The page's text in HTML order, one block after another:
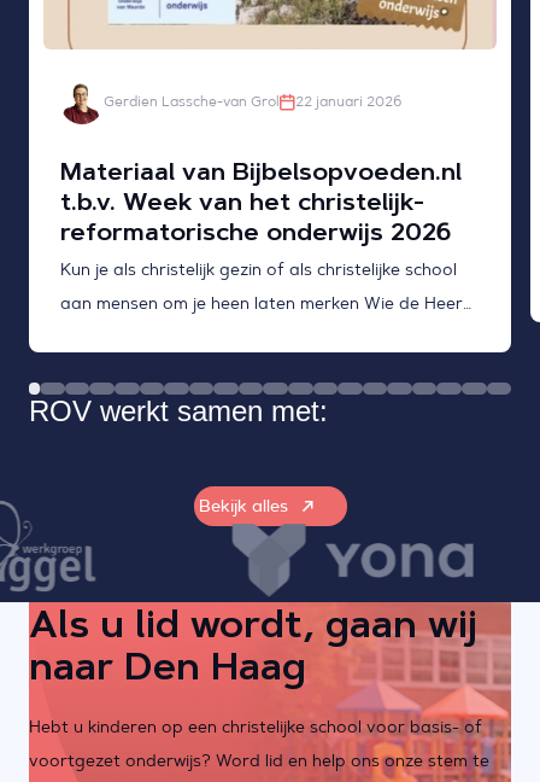
Bekijk alles
Gerdien Lassche-van Grol 22 januari 2026
Materiaal van Bijbelsopvoeden.nl
t.b.v. Week van het christelijk-
reformatorische onderwijs 2026
Kun je als christelijk gezin of als christelijke school
aan mensen om je heen laten merken Wie de Heere
ROV werkt samen met:
Als u lid wordt, gaan wij
naar Den Haag
Hebt u kinderen op een christelijke school voor basis- of
voortgezet onderwijs? Word lid en help ons onze stem te